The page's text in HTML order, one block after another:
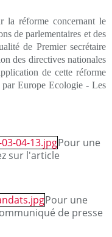
la réforme concernant le
de parlementaires et des
de Premier secrétaire
des directives nationales
de cette réforme
par Europe Ecologie - Les
Pour une
sur l'article
Pour une
de presse